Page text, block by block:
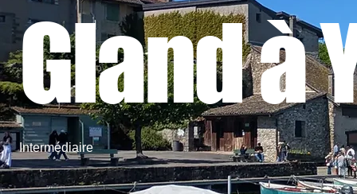
Gland à
Intermédiaire